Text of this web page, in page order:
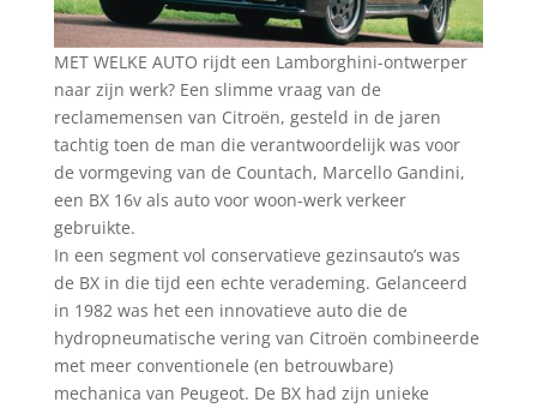
MET WELKE AUTO rijdt een Lamborghini-ontwerper
naar zijn werk? Een slimme vraag van de
reclamemensen van Citroën, gesteld in de jaren
tachtig toen de man die verantwoordelijk was voor
de vormgeving van de Countach, Marcello Gandini,
een BX 16v als auto voor woon-werk verkeer
gebruikte.
In een segment vol conservatieve gezinsauto’s was
de BX in die tijd een echte verademing. Gelanceerd
in 1982 was het een innovatieve auto die de
hydropneumatische vering van Citroën combineerde
met meer conventionele (en betrouwbare)
mechanica van Peugeot. De BX had zijn unieke